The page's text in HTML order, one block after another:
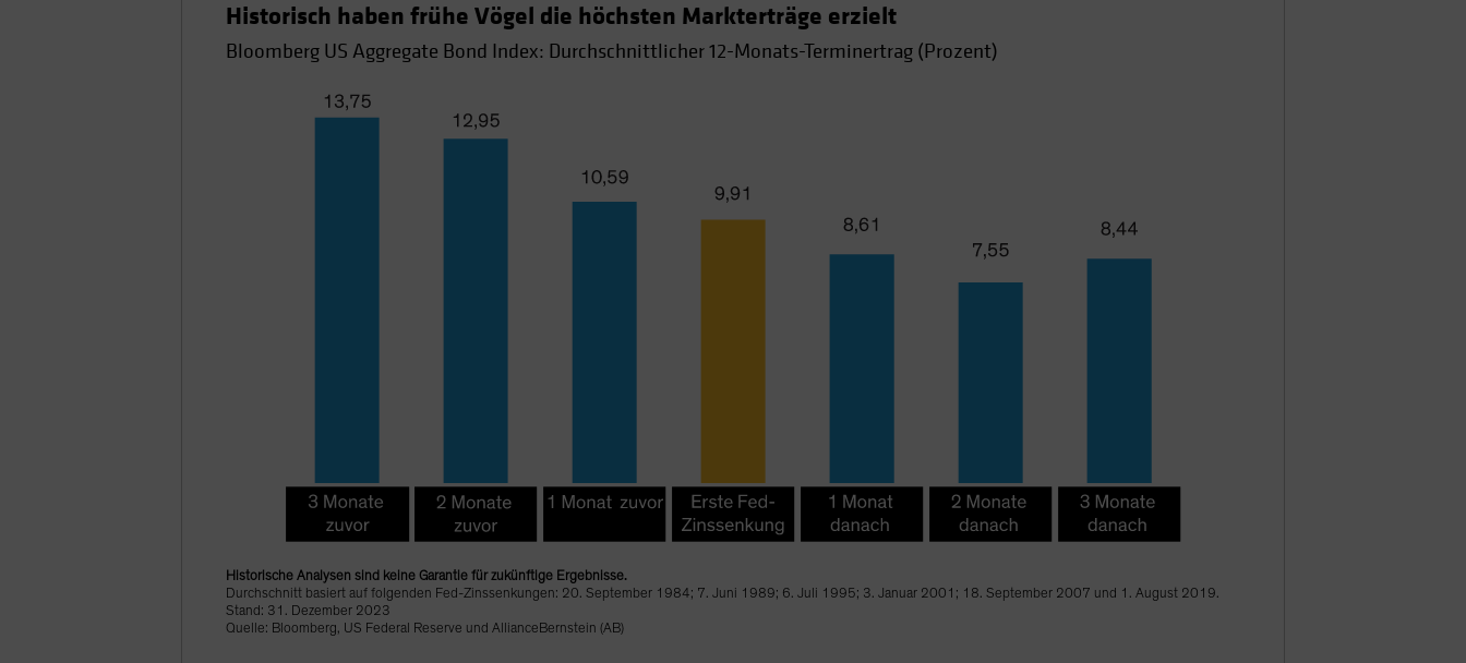
Historisch haben frühe Vögel die höchsten Markterträge erzielt
Bloomberg US Aggregate Bond Index: Durchschnittlicher 12-Monats-Terminertrag (Prozent)
Historische Analysen sind keine Garantie für zukünftige Ergebnisse.
Durchschnitt basiert auf folgenden Fed-Zinssenkungen: 20. September 1984; 7. Juni 1989; 6. Juli 1995; 3. Januar 2001; 18. September 2007 und 1. August 2019.
Stand: 31. Dezember 2023
Quelle: Bloomberg, US Federal Reserve und AllianceBernstein (AB)